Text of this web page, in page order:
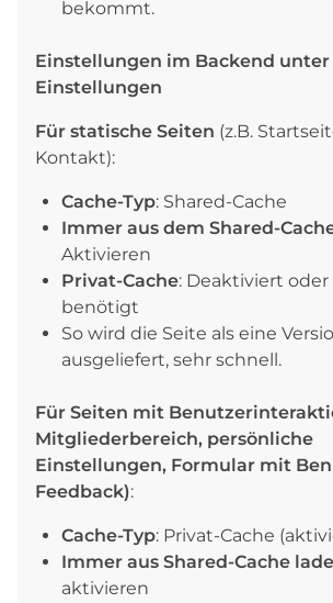
bekommt.
Einstellungen im Backend unter
Einstellungen
Für statische Seiten (z.B.
Kontakt):
Cache-Typ: Shared-Cache
Immer aus dem Shared-
Aktivieren
Privat-Cache: Deaktiviert
benötigt
So wird die Seite als eine
ausgeliefert, sehr schnell.
Für Seiten mit
Mitgliederbereich, persönliche
Einstellungen, Formular mit
Feedback):
Cache-Typ: Privat-Cache
Immer aus Shared-Cache
aktivieren